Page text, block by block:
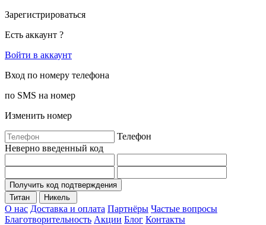
Зарегистрироваться
Есть аккаунт ?
Войти в аккаунт
Вход по номеру телефона
по SMS на номер
Изменить номер
Телефон
Неверно введенный код
Получить код подтверждения
Титан
Никель
О нас Доставка и оплата Партнёры Частые вопросы
Благотворительность Акции Блог Контакты